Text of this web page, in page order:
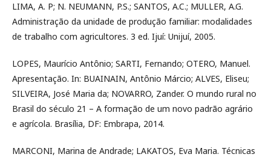
LIMA, A. P; N. NEUMANN, P.S.; SANTOS, A.C.; MULLER, A.G.
Administração da unidade de produção familiar: modalidades
de trabalho com agricultores. 3 ed. Ijuí: Unijuí, 2005.
LOPES, Maurício Antônio; SARTI, Fernando; OTERO, Manuel.
Apresentação. In: BUAINAIN, Antônio Márcio; ALVES, Eliseu;
SILVEIRA, José Maria da; NOVARRO, Zander. O mundo rural no
Brasil do século 21 – A formação de um novo padrão agrário
e agrícola. Brasília, DF: Embrapa, 2014.
MARCONI, Marina de Andrade; LAKATOS, Eva Maria. Técnicas